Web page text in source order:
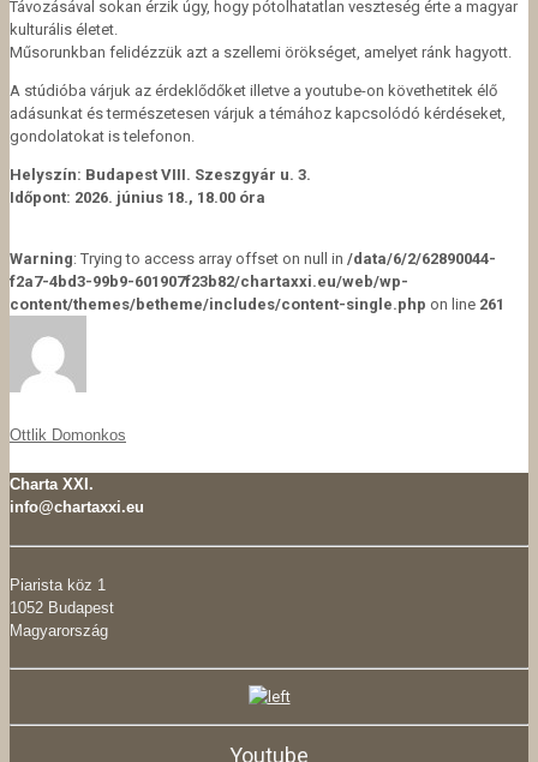
Távozásával sokan érzik úgy, hogy pótolhatatlan veszteség érte a magyar
kulturális életet.
Műsorunkban felidézzük azt a szellemi örökséget, amelyet ránk hagyott.
A stúdióba várjuk az érdeklődőket illetve a youtube-on követhetitek élő
adásunkat és természetesen várjuk a témához kapcsolódó kérdéseket,
gondolatokat is telefonon.
Helyszín: Budapest VIII. Szeszgyár u. 3.
Időpont: 2026. június 18., 18.00 óra
Warning: Trying to access array offset on null in /data/6/2/62890044-
f2a7-4bd3-99b9-601907f23b82/chartaxxi.eu/web/wp-
content/themes/betheme/includes/content-single.php on line 261
Ottlik Domonkos
Charta XXI.
info@chartaxxi.eu
Piarista köz 1
1052 Budapest
Magyarország
Youtube